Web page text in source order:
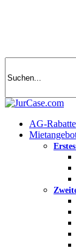
search
account
Menu
AG-Rabatte